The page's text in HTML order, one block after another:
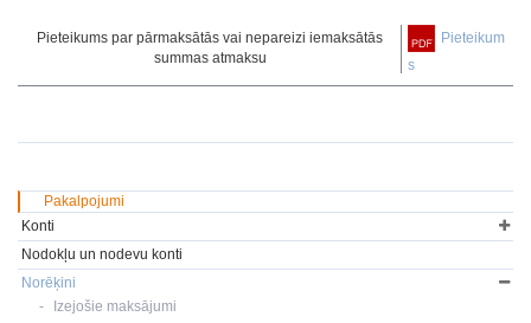
Pieteikums par pārmaksātās vai nepareizi iemaksātās
summas atmaksu
Pieteikum
s
Pakalpojumi
Konti
Nodokļu un nodevu konti
Norēķini
Izejošie maksājumi